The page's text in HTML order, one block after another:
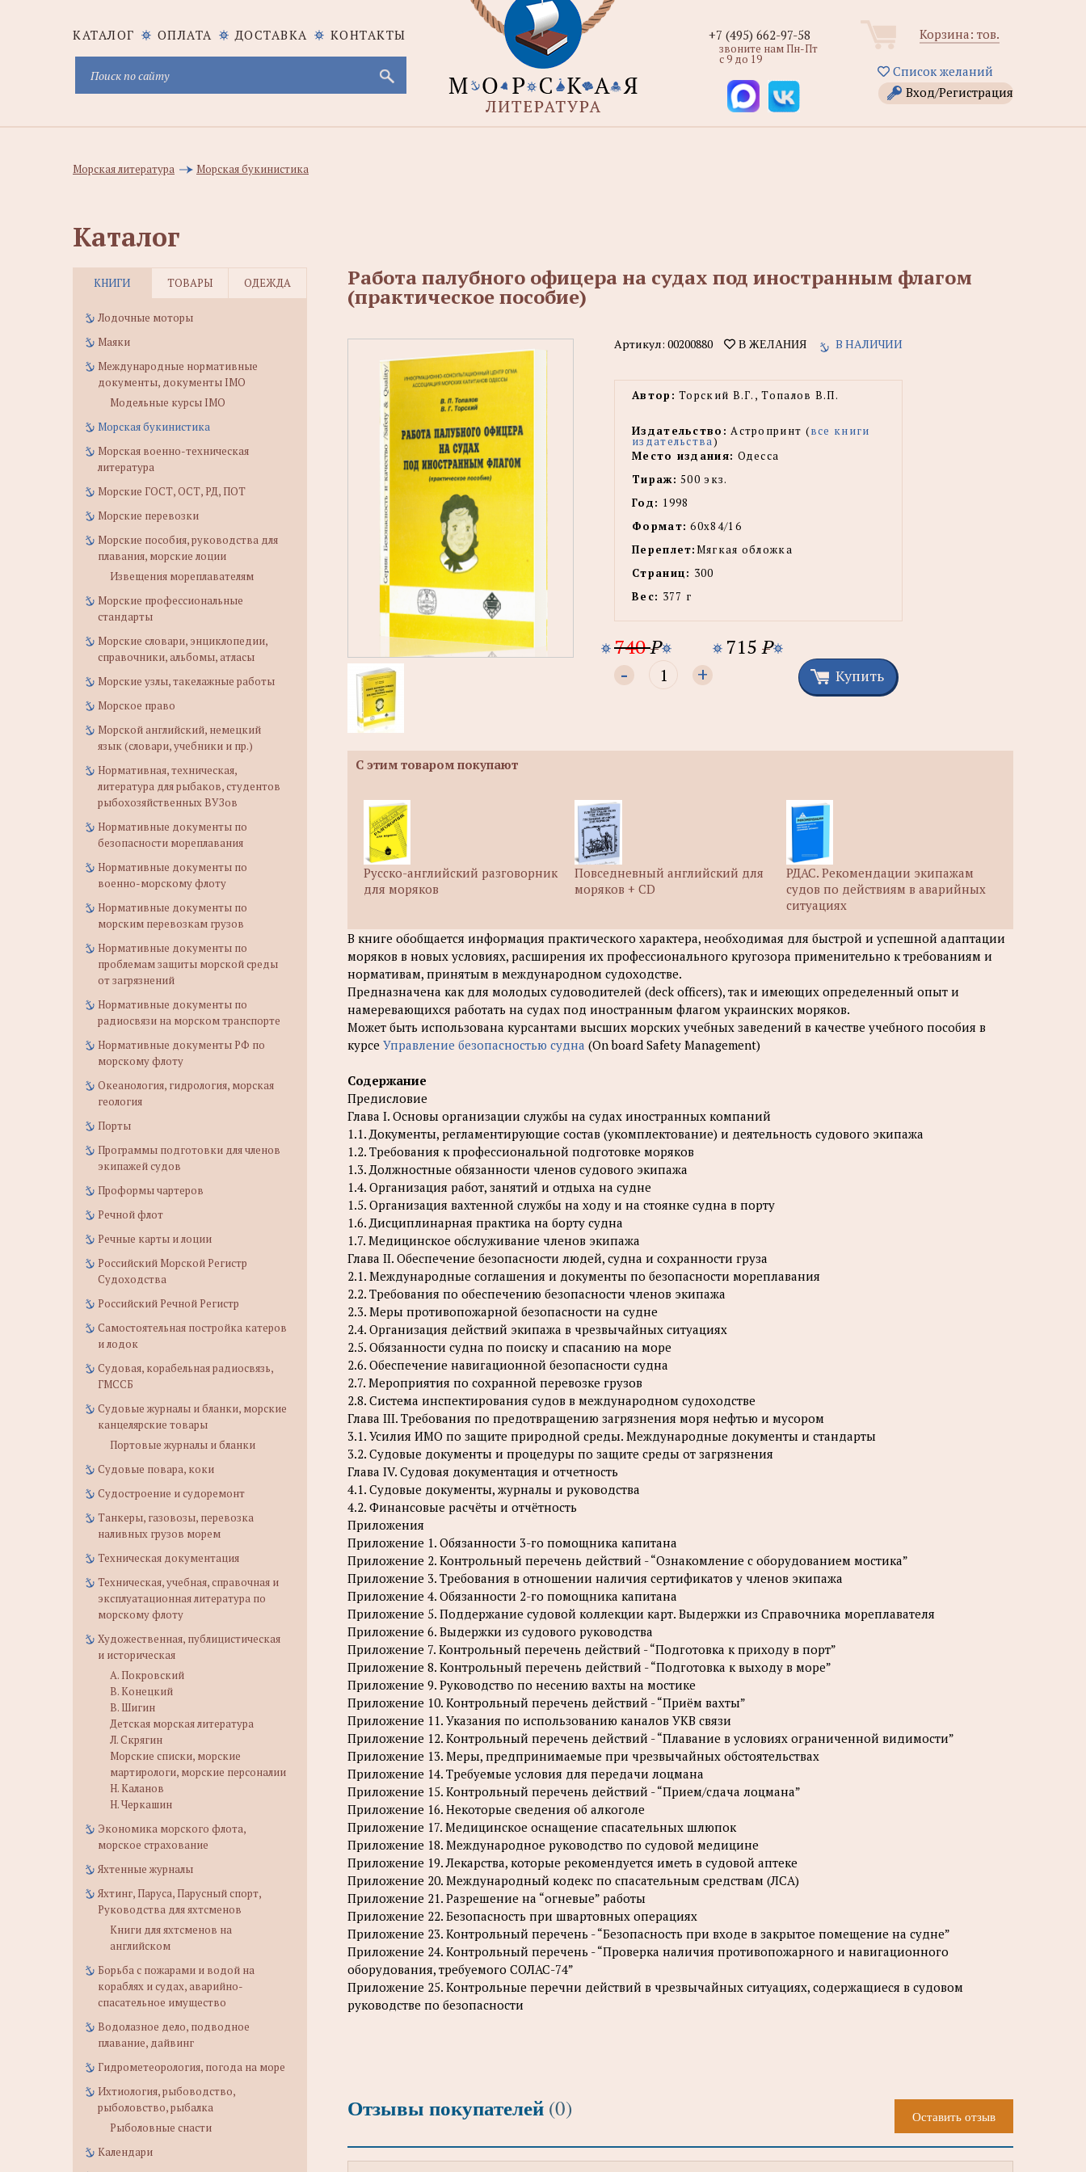
КАТАЛОГ ОПЛАТА ДОСТАВКА КОНТАКТЫ Корзина: тов.
Список желаний
Вход/Регистрация
+7 (495) 662-97-58
звоните нам Пн-Пт
с 9 до 19
Морская литература Морская букинистика
Каталог
КНИГИ ТОВАРЫ ОДЕЖДА
Лодочные моторы
Маяки
Международные нормативные
документы, документы IMO
Модельные курсы IMO
Морская букинистика
Морская военно-техническая
литература
Морские ГОСТ, ОСТ, РД, ПОТ
Морские перевозки
Морские пособия, руководства для
плавания, морские лоции
Извещения мореплавателям
Морские профессиональные
стандарты
Морские словари, энциклопедии,
справочники, альбомы, атласы
Морские узлы, такелажные работы
Морское право
Морской английский, немецкий
язык (словари, учебники и пр.)
Нормативная, техническая,
литература для рыбаков, студентов
рыбохозяйственных ВУЗов
Нормативные документы по
безопасности мореплавания
Нормативные документы по
военно-морскому флоту
Нормативные документы по
морским перевозкам грузов
Нормативные документы по
проблемам защиты морской среды
от загрязнений
Нормативные документы по
радиосвязи на морском транспорте
Нормативные документы РФ по
морскому флоту
Океанология, гидрология, морская
геология
Порты
Программы подготовки для членов
экипажей судов
Проформы чартеров
Речной флот
Речные карты и лоции
Российский Морской Регистр
Судоходства
Российский Речной Регистр
Самостоятельная постройка катеров
и лодок
Судовая, корабельная радиосвязь,
ГМССБ
Судовые журналы и бланки, морские
канцелярские товары
Портовые журналы и бланки
Судовые повара, коки
Судостроение и судоремонт
Танкеры, газовозы, перевозка
наливных грузов морем
Техническая документация
Техническая, учебная, справочная и
эксплуатационная литература по
морскому флоту
Художественная, публицистическая
и историческая
А. Покровский
В. Конецкий
В. Шигин
Детская морская литература
Л. Скрягин
Морские списки, морские
мартирологи, морские персоналии
Н. Каланов
Н. Черкашин
Экономика морского флота,
морское страхование
Яхтенные журналы
Яхтинг, Паруса, Парусный спорт,
Руководства для яхтсменов
Книги для яхтсменов на
английском
Борьба с пожарами и водой на
кораблях и судах, аварийно-
спасательное имущество
Водолазное дело, подводное
плавание, дайвинг
Гидрометеорология, погода на море
Ихтиология, рыбоводство,
рыболовство, рыбалка
Рыболовные снасти
Календари
Работа палубного офицера на судах под иностранным флагом
(практическое пособие)
Артикул: 00200880 В ЖЕЛАНИЯ В НАЛИЧИИ
Автор: Торский В.Г., Топалов В.П.
Издательство: Астропринт (все книги
издательства)
Место издания: Одесса
Тираж: 500 экз.
Год: 1998
Формат: 60x84/16
Переплет:Мягкая обложка
Страниц: 300
Вес: 377 г
740P 715 P
- + Купить
С этим товаром покупают
Русско-английский разговорник
для моряков
Повседневный английский для
моряков + CD
РДАС. Рекомендации экипажам
судов по действиям в аварийных
ситуациях
В книге обобщается информация практического характера, необходимая для быстрой и успешной адаптации
моряков в новых условиях, расширения их профессионального кругозора применительно к требованиям и
нормативам, принятым в международном судоходстве.
Предназначена как для молодых судоводителей (deck officers), так и имеющих определенный опыт и
намеревающихся работать на судах под иностранным флагом украинских моряков.
Может быть использована курсантами высших морских учебных заведений в качестве учебного пособия в
курсе Управление безопасностью судна (On board Safety Management)
Содержание
Предисловие
Глава I. Основы организации службы на судах иностранных компаний
1.1. Документы, регламентирующие состав (укомплектование) и деятельность судового экипажа
1.2. Требования к профессиональной подготовке моряков
1.3. Должностные обязанности членов судового экипажа
1.4. Организация работ, занятий и отдыха на судне
1.5. Организация вахтенной службы на ходу и на стоянке судна в порту
1.6. Дисциплинарная практика на борту судна
1.7. Медицинское обслуживание членов экипажа
Глава II. Обеспечение безопасности людей, судна и сохранности груза
2.1. Международные соглашения и документы по безопасности мореплавания
2.2. Требования по обеспечению безопасности членов экипажа
2.3. Меры противопожарной безопасности на судне
2.4. Организация действий экипажа в чрезвычайных ситуациях
2.5. Обязанности судна по поиску и спасанию на море
2.6. Обеспечение навигационной безопасности судна
2.7. Мероприятия по сохранной перевозке грузов
2.8. Система инспектирования судов в международном судоходстве
Глава III. Требования по предотвращению загрязнения моря нефтью и мусором
3.1. Усилия ИМО по защите природной среды. Международные документы и стандарты
3.2. Судовые документы и процедуры по защите среды от загрязнения
Глава IV. Судовая документация и отчетность
4.1. Судовые документы, журналы и руководства
4.2. Финансовые расчёты и отчётность
Приложения
Приложение 1. Обязанности 3-го помощника капитана
Приложение 2. Контрольный перечень действий - “Ознакомление с оборудованием мостика”
Приложение 3. Требования в отношении наличия сертификатов у членов экипажа
Приложение 4. Обязанности 2-го помощника капитана
Приложение 5. Поддержание судовой коллекции карт. Выдержки из Справочника мореплавателя
Приложение 6. Выдержки из судового руководства
Приложение 7. Контрольный перечень действий - “Подготовка к приходу в порт”
Приложение 8. Контрольный перечень действий - “Подготовка к выходу в море”
Приложение 9. Руководство по несению вахты на мостике
Приложение 10. Контрольный перечень действий - “Приём вахты”
Приложение 11. Указания по использованию каналов УКВ связи
Приложение 12. Контрольный перечень действий - “Плавание в условиях ограниченной видимости”
Приложение 13. Меры, предпринимаемые при чрезвычайных обстоятельствах
Приложение 14. Требуемые условия для передачи лоцмана
Приложение 15. Контрольный перечень действий - “Прием/сдача лоцмана”
Приложение 16. Некоторые сведения об алкоголе
Приложение 17. Медицинское оснащение спасательных шлюпок
Приложение 18. Международное руководство по судовой медицине
Приложение 19. Лекарства, которые рекомендуется иметь в судовой аптеке
Приложение 20. Международный кодекс по спасательным средствам (ЛСА)
Приложение 21. Разрешение на “огневые” работы
Приложение 22. Безопасность при швартовных операциях
Приложение 23. Контрольный перечень - “Безопасность при входе в закрытое помещение на судне”
Приложение 24. Контрольный перечень - “Проверка наличия противопожарного и навигационного
оборудования, требуемого СОЛАС-74”
Приложение 25. Контрольные перечни действий в чрезвычайных ситуациях, содержащиеся в судовом
руководстве по безопасности
Отзывы покупателей (0) Оставить отзыв